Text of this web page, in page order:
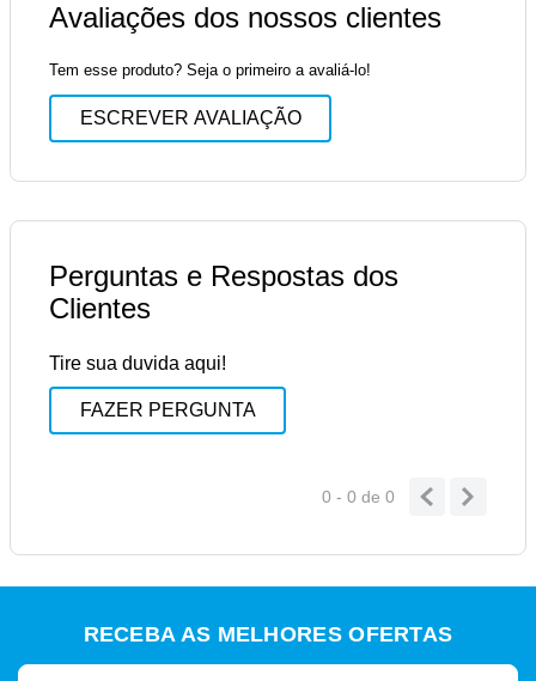
Avaliações dos nossos clientes
Tem esse produto? Seja o primeiro a avaliá-lo!
ESCREVER AVALIAÇÃO
Perguntas e Respostas dos
Clientes
Tire sua duvida aqui!
FAZER PERGUNTA
0 - 0 de 0
RECEBA AS MELHORES OFERTAS